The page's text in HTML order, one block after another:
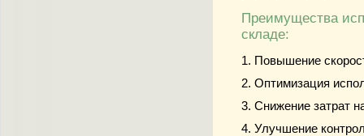
Преимущества
складе:
1. Повышение
2. Оптимизация
3. Снижение затрат
4. Улучшение